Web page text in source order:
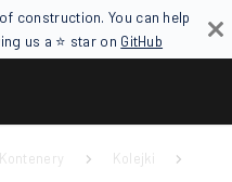
construction. You can help
us a ⭐ star on GitHub
Kontenery
Kolejki